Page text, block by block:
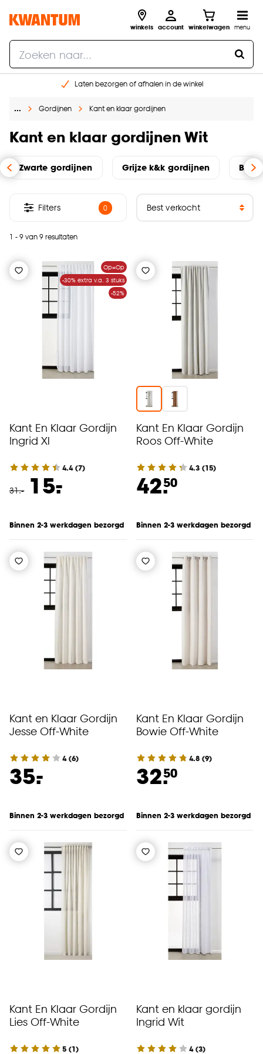
winkels account winkelwagen menu
Laten bezorgen of afhalen in de winkel
Gratis raam advies en inmeten aan huis
… Gordijnen Kant en klaar gordijnen
Kant en klaar gordijnen Wit
Zwarte gordijnen Grijze k&k gordijnen
1 - 9 van 9 resultaten
Filters 0
Op=Op
-30% extra v.a. 3 stuks
-52%
Kant En Klaar Gordijn
Ingrid Xl
4.4(7)
31.- 15.
-
Binnen 2-3 werkdagen bezorgd
Kant En Klaar Gordijn
Roos Off-White
4.3 (15)
42.50
Binnen 2-3 werkdagen bezorgd
Kant en Klaar Gordijn
Jesse Off-White
4(6)
35.
-
Binnen 2-3 werkdagen bezorgd
Kant En Klaar Gordijn
Bowie Off-White
4.8 (9)
32.50
Binnen 2-3 werkdagen bezorgd
Kant En Klaar Gordijn
Lies Off-White
5 (1)
Kant en klaar gordijn
Ingrid Wit
4(3)